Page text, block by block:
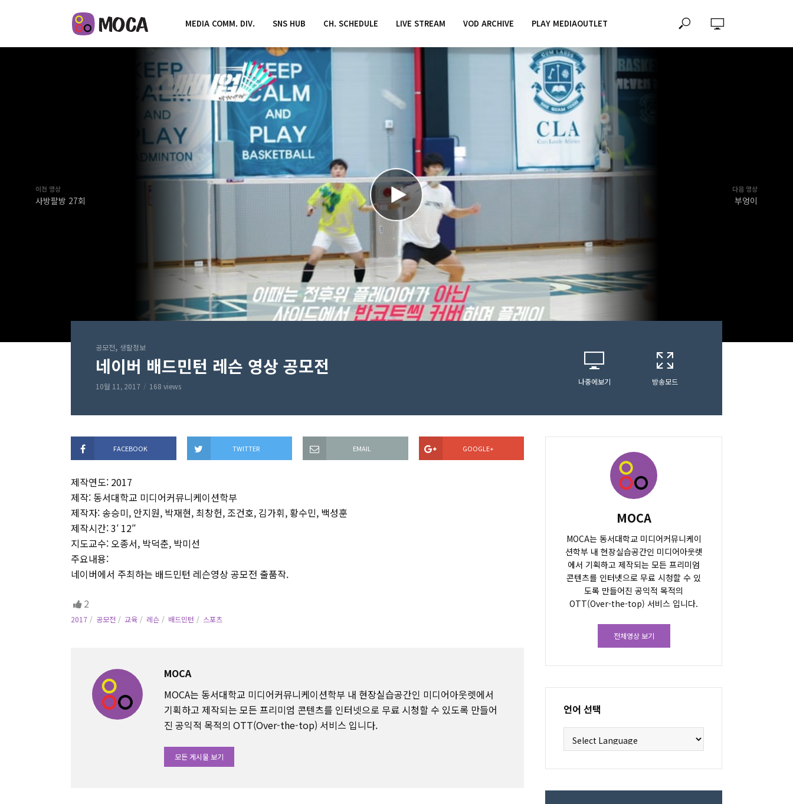
MEDIA COMM. DIV. SNS HUB CH. SCHEDULE LIVE STREAM VOD ARCHIVE PLAY MEDIAOUTLET
이전 영상
사방팔방 27회
다음 영상
부엉이
공모전, 생활정보
네이버 배드민턴 레슨 영상 공모전
10월 11, 2017 168 views 나중에보기 방송모드
FACEBOOK TWITTER EMAIL GOOGLE+
제작연도: 2017
제작: 동서대학교 미디어커뮤니케이션학부
제작자: 송승미, 안지원, 박재현, 최창헌, 조건호, 김가휘, 황수민, 백성훈
제작시간: 3′ 12″
지도교수: 오종서, 박덕춘, 박미선
주요내용:
네이버에서 주최하는 배드민턴 레슨영상 공모전 출품작.
2
2017 공모전 교육 레슨 배드민턴 스포츠
MOCA
MOCA는 동서대학교 미디어커뮤니케이션학부 내 현장실습공간인 미디어아웃렛에서
기획하고 제작되는 모든 프리미엄 콘텐츠를 인터넷으로 무료 시청할 수 있도록 만들어
진 공익적 목적의 OTT(Over-the-top) 서비스 입니다.
모든 게시물 보기
MOCA
MOCA는 동서대학교 미디어커뮤니케이
션학부 내 현장실습공간인 미디어아웃렛
에서 기획하고 제작되는 모든 프리미엄
콘텐츠를 인터넷으로 무료 시청할 수 있
도록 만들어진 공익적 목적의
OTT(Over-the-top) 서비스 입니다.
전체영상 보기
언어 선택